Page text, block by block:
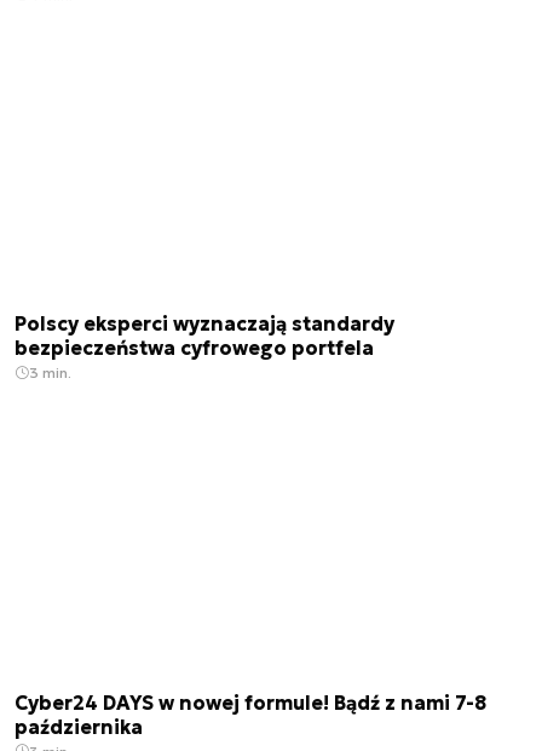
Polscy eksperci wyznaczają standardy
bezpieczeństwa cyfrowego portfela
3 min.
Cyber24 DAYS w nowej formule! Bądź z nami 7-8
października